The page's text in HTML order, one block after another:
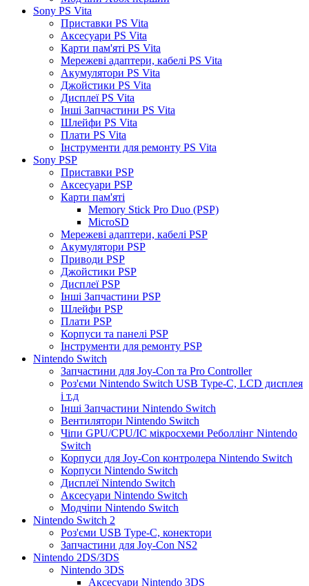
Sony PS Vita
Приставки PS Vita
Аксесуари PS Vita
Карти пам'яті PS Vita
Мережеві адаптери, кабелі PS Vita
Акумулятори PS Vita
Джойстики PS Vita
Дисплеї PS Vita
Інші Запчастини PS Vita
Шлейфи PS Vita
Плати PS Vita
Інструменти для ремонту PS Vita
Sony PSP
Приставки PSP
Аксесуари PSP
Карти пам'яті
Memory Stick Pro Duo (PSP)
MicroSD
Мережеві адаптери, кабелі PSP
Акумулятори PSP
Приводи PSP
Джойстики PSP
Дисплеї PSP
Інші Запчастини PSP
Шлейфи PSP
Плати PSP
Корпуси та панелі PSP
Інструменти для ремонту PSP
Nintendo Switch
Запчастини для Joy-Con та Pro Controller
Роз'єми Nintendo Switch USB Type-C, LCD дисплея
і т.д
Інші Запчастини Nintendo Switch
Вентилятори Nintendo Switch
Чіпи GPU/CPU/IC мікросхеми Реболлінг Nintendo
Switch
Корпуси для Joy-Con контролера Nintendo Switch
Корпуси Nintendo Switch
Дисплеї Nintendo Switch
Аксесуари Nintendo Switch
Модчіпи Nintendo Switch
Nintendo Switch 2
Роз'єми USB Type-C, конектори
Запчастини для Joy-Con NS2
Nintendo 2DS/3DS
Nintendo 3DS
Аксесуари Nintendo 3DS